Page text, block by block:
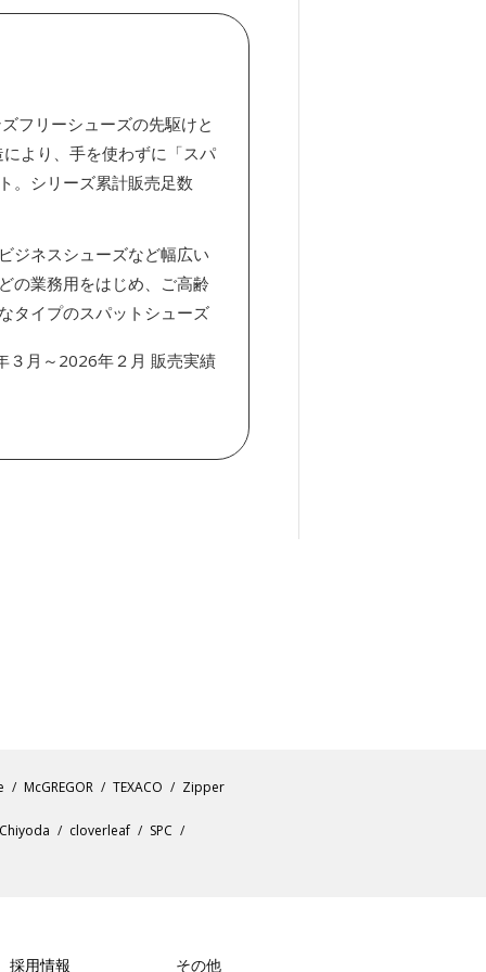
フリーシューズの先駆けと
より、手を使わずに「スパ
。シリーズ累計販売足数
ジネスシューズなど幅広い
の業務用をはじめ、ご高齢
タイプのスパットシューズ
３月～2026年２月 販売実績
McGREGOR TEXACO Zipper
Chiyoda cloverleaf SPC
採用情報 その他